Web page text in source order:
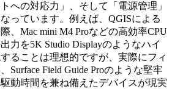
への対応力」、そして「電源管理」
っています。例えば、QGISによる
、Mac mini M4 Proなどの高効率CPU
力を5K Studio Displayのようなハイ
ることは理想的ですが、実際にフィ
Surface Field Guide Proのような堅牢
動時間を兼ね備えたデバイスが現実